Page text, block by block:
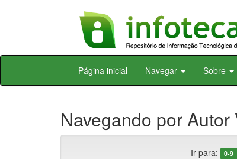
Skip
Página inicial Navegar Sobre
Navegando por
Ir para: 0-9